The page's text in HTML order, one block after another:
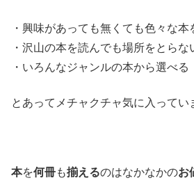
・興味があっても無くても色々な本
・沢山の本を読んでも場所をとらな
・いろんなジャンルの本から選べる
とあってメチャクチャ気に入ってい
本を何冊も揃えるのはなかなかのお